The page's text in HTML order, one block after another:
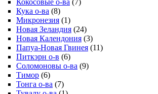
Кука о-ва (8)
Микронезия (1)
Новая Зеландия (24)
Новая Календония (3)
Папуа-Новая Гвинея (11)
Питкэрн о-в (6)
Соломоновы о-ва (9)
Тимор (6)
Тонга о-ва (7)